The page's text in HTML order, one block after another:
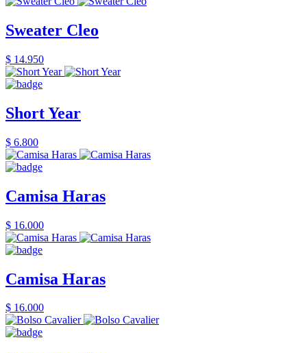
Sweater Cleo
$ 14.950
Short Year
$ 6.800
Camisa Haras
$ 16.000
Camisa Haras
$ 16.000